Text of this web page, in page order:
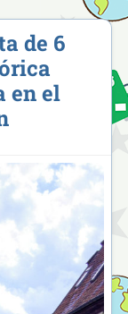
de 6
en el